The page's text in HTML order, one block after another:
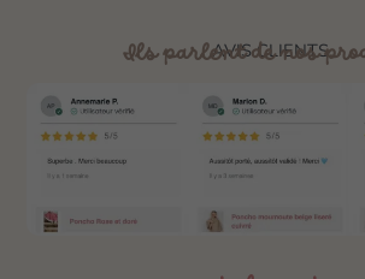
AVIS CLIENTS
Ils parlent de nos